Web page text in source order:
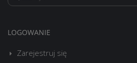
LOGOWANIE
Zarejestruj się